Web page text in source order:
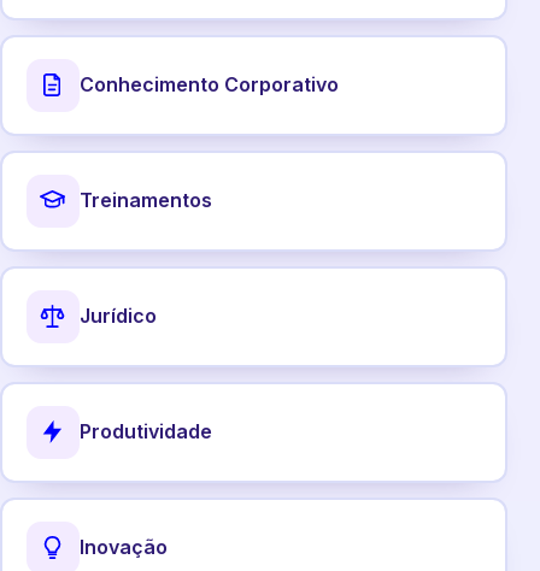
Conhecimento Corporativo
Treinamentos
Jurídico
Produtividade
Inovação